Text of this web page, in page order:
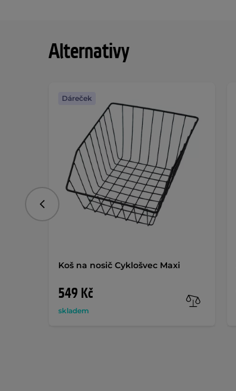
Alternativy
Koš na nosič Cyklošvec Maxi
549 Kč
skladem
Dáreček
Předchozí